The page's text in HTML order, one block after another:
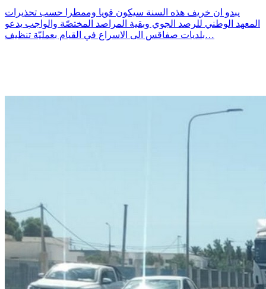
يبدو ان خريف هذه السنة سيكون قويا وممطرا حسب تحذيرات
المعهد الوطني للرصد الجوي وبقية المراصد المختصّة والواجب يدعو
بلديات صفاقس الى الاسراع في القيام بعمليّة تنظيف…